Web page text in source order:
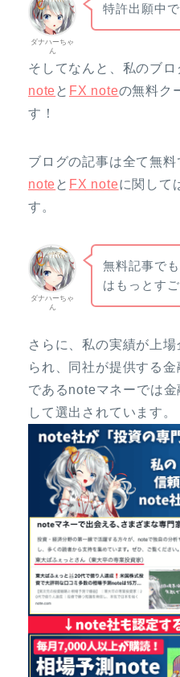
ダナハーちゃ
ん
特許出願中で
そしてなんと、私のブ
note と FX noteの無料ク
す！
ブログの記事は全て無
note と FX noteに関して
す。
ダナハーちゃ
ん
無料記事で
はもっとすご
さらに、私の実績が上
られ、同社が提供する
であるnoteマネーでは
して選出されています。